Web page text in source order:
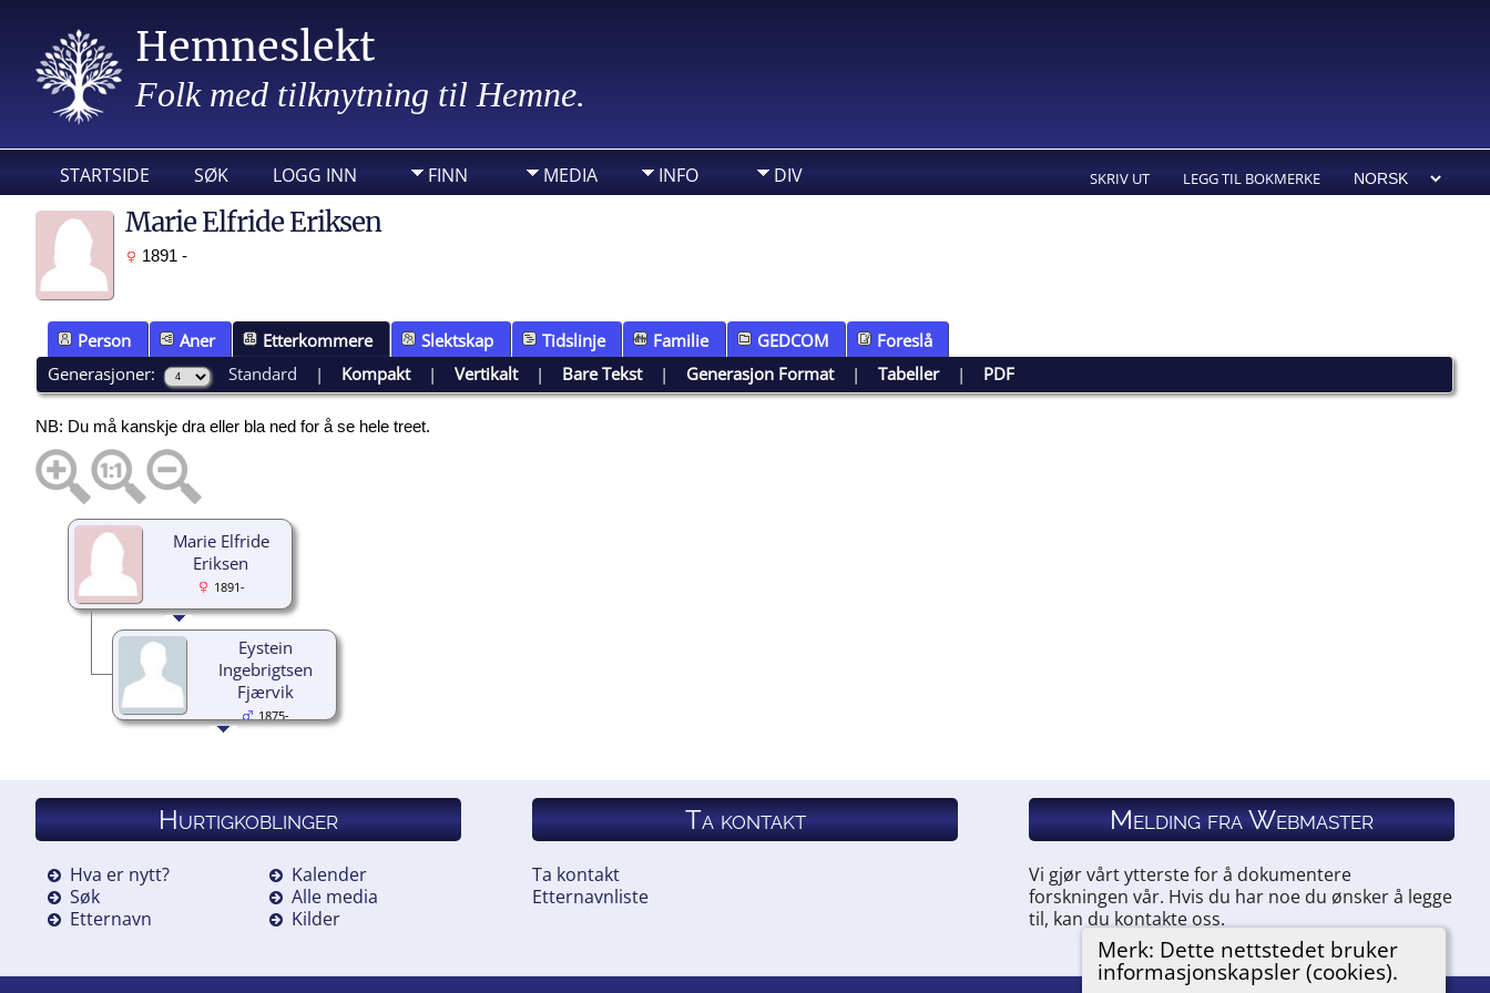
Hemneslekt
Folk med tilknytning til Hemne.
STARTSIDE SØK LOGG INN FINN MEDIA INFO DIV SKRIV UT LEGG TIL BOKMERKE
Merk: Dette nettstedet bruker
informasjonskapsler (cookies).
Marie Elfride Eriksen
1891 -
Person Aner Etterkommere Slektskap Tidslinje Familie GEDCOM
Foreslå
Generasjoner:
Standard | Kompakt|Vertikalt| Bare Tekst| Generasjon Format|Tabeller| PDF
NB: Du må kanskje dra eller bla ned for å se hele treet.
Marie Elfride
Eriksen
1891-
Eystein
Ingebrigtsen
Fjærvik
1875-
Hurtigkoblinger
Hva er nytt?
Søk
Etternavn
Kalender
Alle media
Kilder
Ta kontakt
Ta kontakt
Etternavnliste
Melding fra Webmaster
Vi gjør vårt ytterste for å dokumentere
forskningen vår. Hvis du har noe du ønsker å legge
til, kan du kontakte oss.